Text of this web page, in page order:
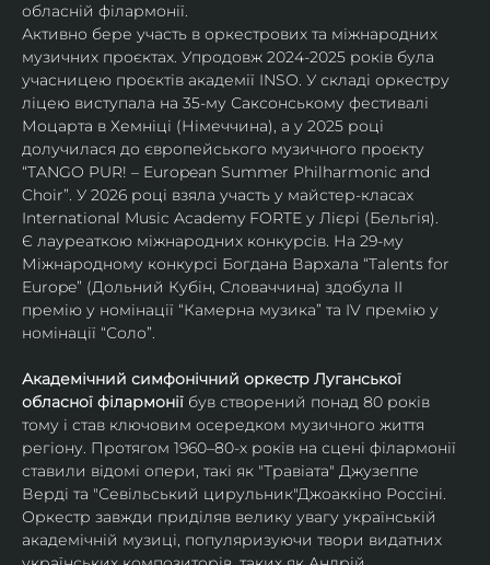
обласній філармонії.
Активно бере участь в оркестрових та міжнародних
музичних проєктах. Упродовж 2024-2025 років була
учасницею проєктів академії INSO. У складі оркестру
ліцею виступала на 35-му Саксонському фестивалі
Моцарта в Хемніці (Німеччина), а у 2025 році
долучилася до європейського музичного проєкту
“TANGO PUR! – European Summer Philharmonic and
Choir”. У 2026 році взяла участь у майстер-класах
International Music Academy FORTE у Лієрі (Бельгія).
Є лауреаткою міжнародних конкурсів. На 29-му
Міжнародному конкурсі Богдана Вархала “Talents for
Europe” (Дольний Кубін, Словаччина) здобула ІІ
премію у номінації “Камерна музика” та IV премію у
номінації “Соло”.
Академічний симфонічний оркестр Луганської
обласної філармонії був створений понад 80 років
тому і став ключовим осередком музичного життя
регіону. Протягом 1960–80-х років на сцені філармонії
ставили відомі опери, такі як "Травіата" Джузеппе
Верді та "Севільський цирульник"Джоаккіно Россіні.
Оркестр завжди приділяв велику увагу українській
академічній музиці, популяризуючи твори видатних